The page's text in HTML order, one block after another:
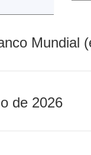
Mundial
de 2026